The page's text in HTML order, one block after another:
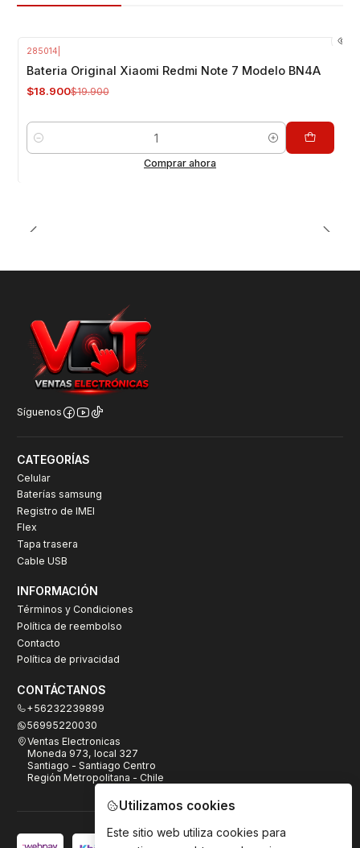
285014
Bateria Original Xiaomi Redmi Note 7 Modelo BN4A
$18.900$19.900
Cantidad
Comprar ahora
Síguenos
CATEGORÍAS
Celular
Baterías samsung
Registro de IMEI
Flex
Tapa trasera
Cable USB
INFORMACIÓN
Términos y Condiciones
Política de reembolso
Contacto
Política de privacidad
CONTÁCTANOS
+56232239899
56995220030
Ventas Electronicas
Moneda 973, local 327
Santiago - Santiago Centro
Región Metropolitana - Chile
Utilizamos cookies
Este sitio web utiliza cookies para